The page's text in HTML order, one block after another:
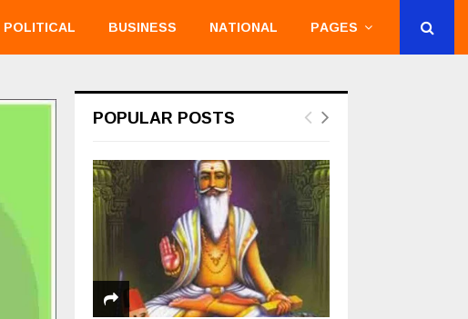
POLITICAL BUSINESS NATIONAL PAGES
POPULAR POSTS